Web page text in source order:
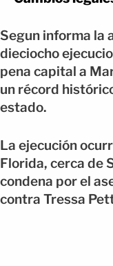
Segun informa la
dieciocho
pena capital a
un récord
estado.
La ejecución
Florida, cerca de
condena por el
contra Tressa